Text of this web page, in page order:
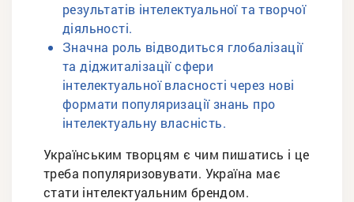
результатів інтелектуальної та творчої
діяльності.
Значна роль відводиться глобалізації
та діджиталізації сфери
інтелектуальної власності через нові
формати популяризації знань про
інтелектуальну власність.
Українським творцям є чим пишатись і це
треба популяризовувати. Україна має
стати інтелектуальним брендом.